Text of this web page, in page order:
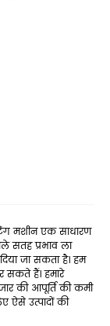
मशीन एक साधारण
सतह प्रभाव ला
जा सकता है। हम
सकते हैं। हमारे
की आपूर्ति की कमी
ऐसे उत्पादों की